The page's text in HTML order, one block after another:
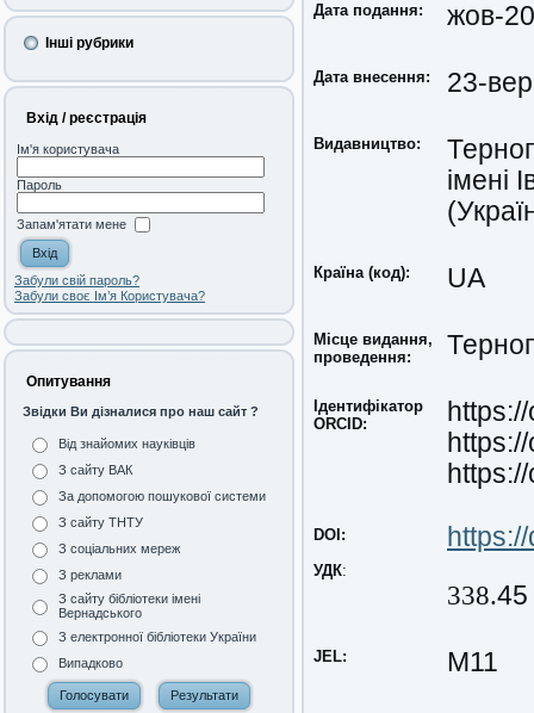
Інші рубрики
Вхід / реєстрація
Ім'я користувача
Пароль
Запам'ятати мене
Забули свій пароль?
Забули своє Ім’я Користувача?
Опитування
Звідки Ви дізналися про наш сайт ?
Від знайомих науківців
З сайту ВАК
За допомогою пошукової системи
З сайту ТНТУ
З соціальних мереж
З реклами
З сайту бібліотеки імені
Вернадського
З електронної бібліотеки України
Випадково
Дата подання: жов-
Дата внесення: 23-
Видавництво:
імені
Країна (код): UA
Місце видання,
проведення:
Ідентифікатор
ORCID:
DOI:
УДК:
338.45
JEL: M11